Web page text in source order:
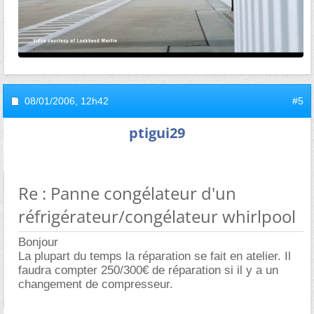
08/01/2006, 12h42 #5
ptigui29
Re : Panne congélateur d'un
réfrigérateur/congélateur whirlpool
Bonjour
La plupart du temps la réparation se fait en atelier. Il
faudra compter 250/300€ de réparation si il y a un
changement de compresseur.